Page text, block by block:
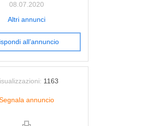
08.07.2020
Altri annunci
all’annuncio
1163
annuncio